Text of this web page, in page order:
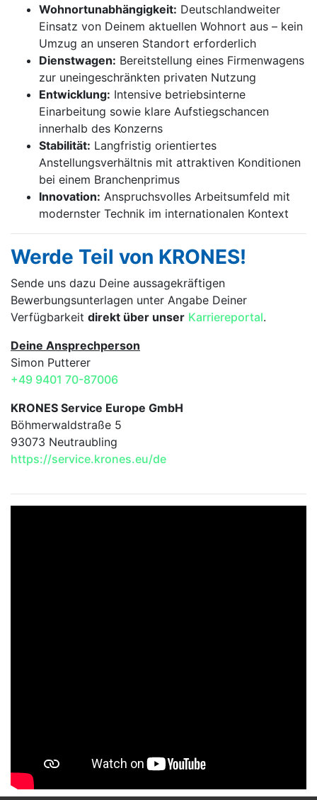
Wohnortunabhängigkeit: Deutschlandweiter
Einsatz von Deinem aktuellen Wohnort aus – kein
Umzug an unseren Standort erforderlich
Dienstwagen: Bereitstellung eines Firmenwagens
zur uneingeschränkten privaten Nutzung
Entwicklung: Intensive betriebsinterne
Einarbeitung sowie klare Aufstiegschancen
innerhalb des Konzerns
Stabilität: Langfristig orientiertes
Anstellungsverhältnis mit attraktiven Konditionen
bei einem Branchenprimus
Innovation: Anspruchsvolles Arbeitsumfeld mit
modernster Technik im internationalen Kontext
Werde Teil von KRONES!
Sende uns dazu Deine aussage­kräftigen
Bewerbungsunterlagen unter Angabe Deiner
Verfügbarkeit direkt über unser Karriereportal.
Deine Ansprechperson
Simon Putterer
+49 9401 70-87006
KRONES Service Europe GmbH
Böhmerwaldstraße 5
93073 Neutraubling
https://service.krones.eu/de